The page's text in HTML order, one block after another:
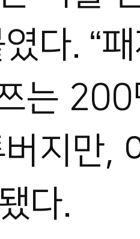
다. “
는
지만,
다.